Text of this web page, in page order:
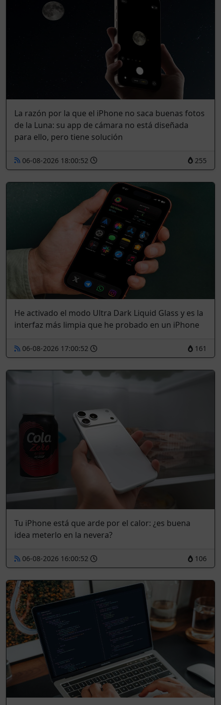
La razón por la que el iPhone no saca buenas fotos
de la Luna: su app de cámara no está diseñada
para ello, pero tiene solución
255
06-08-2026 18:00:52
He activado el modo Ultra Dark Liquid Glass y es la
interfaz más limpia que he probado en un iPhone
161
06-08-2026 17:00:52
Tu iPhone está que arde por el calor: ¿es buena
idea meterlo en la nevera?
106
06-08-2026 16:00:52